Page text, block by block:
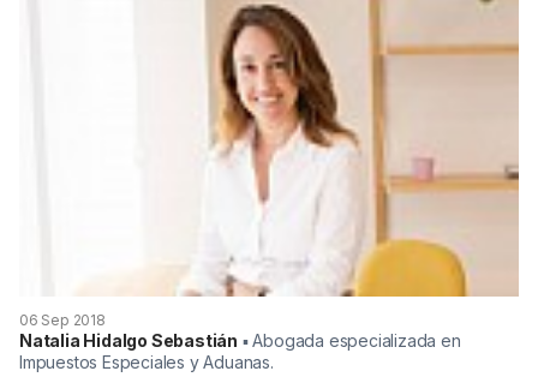
06 Sep 2018
Natalia Hidalgo Sebastián ▪︎ Abogada especializada en
Impuestos Especiales y Aduanas.